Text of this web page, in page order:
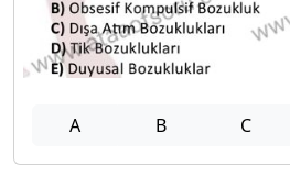
A B C